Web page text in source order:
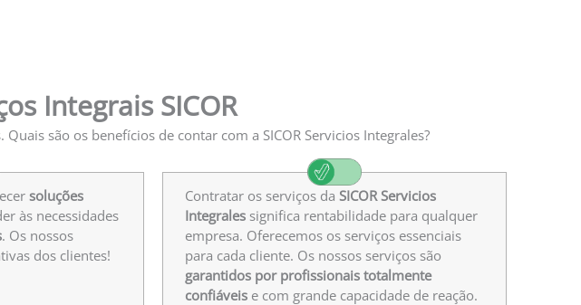
Integrais SICOR
são os benefícios de contar com a SICOR Servicios Integrales?
soluções
às necessidades
. Os nossos
dos clientes!
Contratar os serviços da SICOR Servicios
Integrales significa rentabilidade para qualquer
empresa. Oferecemos os serviços essenciais
para cada cliente. Os nossos serviços são
garantidos por profissionais totalmente
confiáveis e com grande capacidade de reação.